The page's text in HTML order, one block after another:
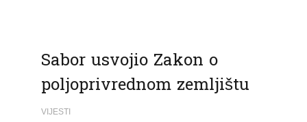
Sabor usvojio Zakon o
poljoprivrednom zemljištu
VIJESTI